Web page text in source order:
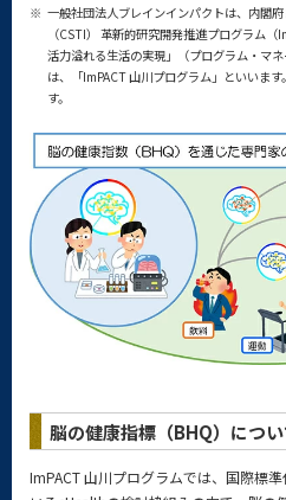
※ 一般社団法人ブレインインパクトは、内閣
（CSTI） 革新的研究開発推進プログラム
活力溢れる生活の実現」（プログラム・マ
は、「ImPACT 山川プログラム」といいま
す。
脳の健康指標（BHQ）につ
ImPACT 山川プログラムでは、国際標